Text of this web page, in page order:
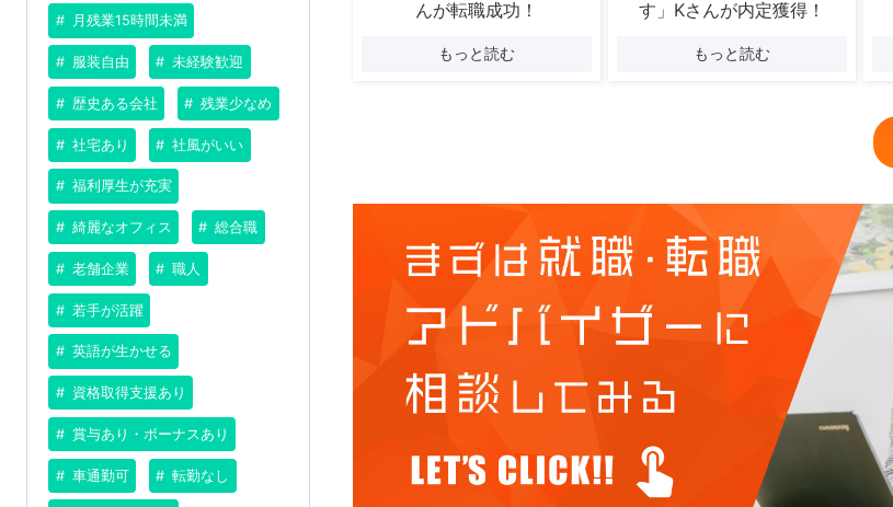
月残業15時間未満
服装自由 未経験歓迎
歴史ある会社 残業少なめ
社宅あり 社風がいい
福利厚生が充実
綺麗なオフィス 総合職
老舗企業 職人
若手が活躍
英語が生かせる
資格取得支援あり
賞与あり・ボーナスあり
車通勤可 転勤なし
んが転職成功！
もっと読む
す」Kさんが内定獲得！
もっと読む